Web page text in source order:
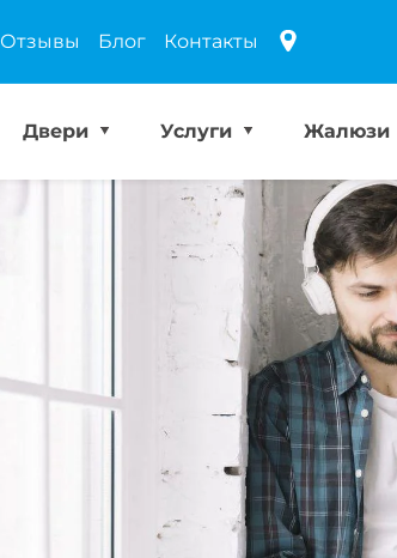
Отзывы Блог Контакты
Двери Услуги Жалюзи